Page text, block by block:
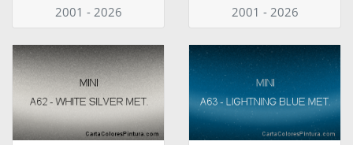
2001 - 2026 2001 - 2026